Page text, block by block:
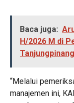
Baca juga:
H/2026 M di
“Melalui
manajemen ini,